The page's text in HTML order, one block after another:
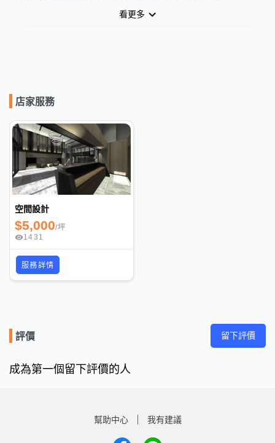
看更多
店家服務
空間設計
$5,000/坪
1431
服務詳情
評價 留下評價
成為第一個留下評價的人
幫助中心 我有建議